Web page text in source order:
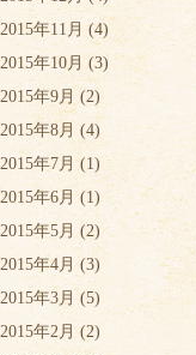
2015年11月 (4)
2015年10月 (3)
2015年9月 (2)
2015年8月 (4)
2015年7月 (1)
2015年6月(1)
2015年5月 (2)
2015年4月 (3)
2015年3月 (5)
2015年2月 (2)